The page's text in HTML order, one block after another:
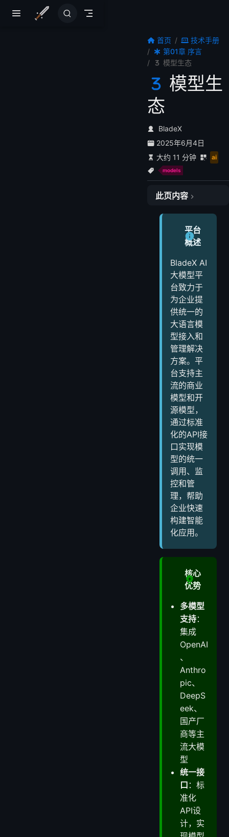
首页
技术手册
第01章 序言
模型生态
模型生
态
BladeX
2025年6月4日
大约 11 分钟
ai
models
此页内容
一、支持的模型生态
1.1 OpenAI 模型系列
1.3 DeepSeek 系列
1.5 开源模型生态
二、模型选择与配置指南
2.2 性能与成本权衡
三、平台集成与管理
3.1 统一API接口
3.3 监控与分析
四、未来发展趋势
4.1 技术发展方向
4.2 生态发展预测
平台
概述
BladeX AI
大模型平
台致力于
为企业提
供统一的
大语言模
型接入和
管理解决
方案。平
台支持主
流的商业
模型和开
源模型，
通过标准
化的API接
口实现模
型的统一
调用、监
控和管
理，帮助
企业快速
构建智能
化应用。
核心
优势
多模型
支持：
集成
OpenAI
、
Anthro
pic、
DeepS
eek、
国产厂
商等主
流大模
型
统一接
口 ：标
准化
API设
计，实